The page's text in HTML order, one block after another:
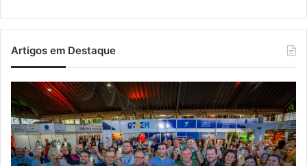
Artigos em Destaque
Turisvales
2026
recebe
1200
profissionais
do
de